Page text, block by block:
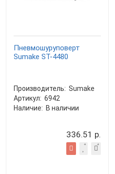
Пневмошуруповерт
Sumake ST-4480
Производитель: Sumake
Артикул: 6942
Наличие: В наличии
336.51 р.